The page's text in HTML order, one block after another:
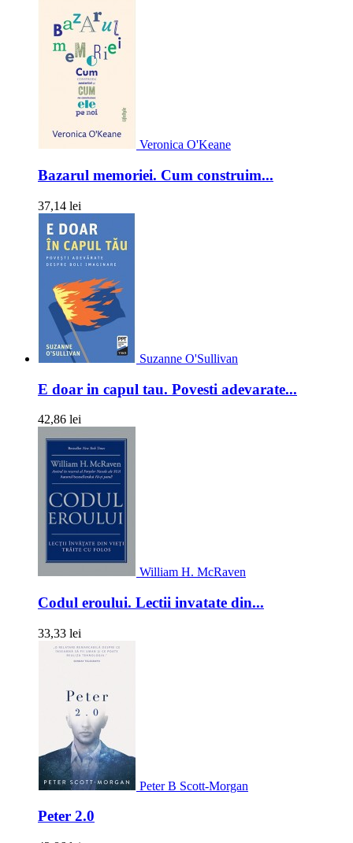
Veronica O'Keane
Bazarul memoriei. Cum construim...
37,14 lei
Suzanne O'Sullivan
E doar in capul tau. Povesti adevarate...
42,86 lei
William H. McRaven
Codul eroului. Lectii invatate din...
33,33 lei
Peter B Scott-Morgan
Peter 2.0